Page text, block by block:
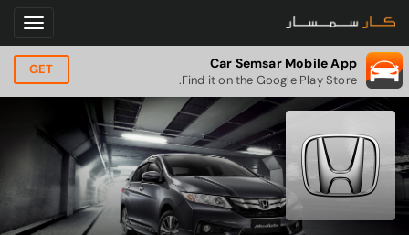
Car Semsar Mobile App
Find it on the Google Play Store.
GET